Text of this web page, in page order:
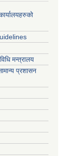
मन्त्रालय
प्रशासन